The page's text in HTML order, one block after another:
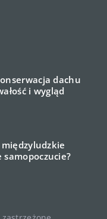
dachu
i wygląd
samopoczucie?